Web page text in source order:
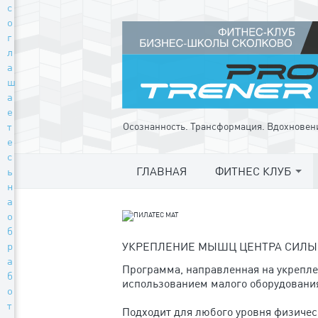
Осознанность. Трансформация.
ГЛАВНАЯ ФИТНЕС КЛУБ
УКРЕПЛЕНИЕ МЫШЦ ЦЕНТРА СИЛЫ
Программа, направленная на
использованием малого
Подходит для любого уровня
с
о
г
л
а
ш
а
е
т
е
с
ь
н
а
о
б
р
а
б
о
т